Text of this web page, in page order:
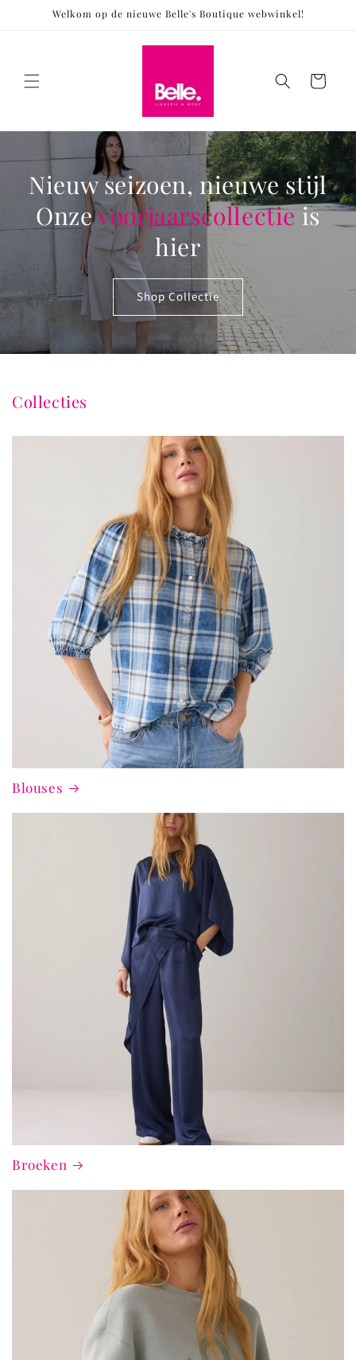
naar deWelkom op de nieuwe Belle's Boutique webwinkel!
Winkelwagen
Nieuw seizoen, nieuwe stijl
Onzevoorjaarscollectie is
hier
Shop Collectie
Collecties
Blouses
Broeken